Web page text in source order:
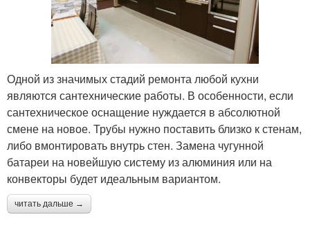
Одной из значимых стадий ремонта любой кухни
являются сантехнические работы. В особенности, если
сантехническое оснащение нуждается в абсолютной
смене на новое. Трубы нужно поставить близко к стенам,
либо вмонтировать внутрь стен. Замена чугунной
батареи на новейшую систему из алюминия или на
конвекторы будет идеальным вариантом.
читать дальше →